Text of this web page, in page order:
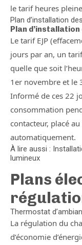
le tarif heures
Plan d’installation
Plan
Le tarif EJP
jours par an, un
quelle que soit
1er novembre et le
Informé de ces 22
consommation
contacteur, placé
automatiquement.
À lire aussi :
lumineux
Plans
Thermostat
La régulation du
d’économie